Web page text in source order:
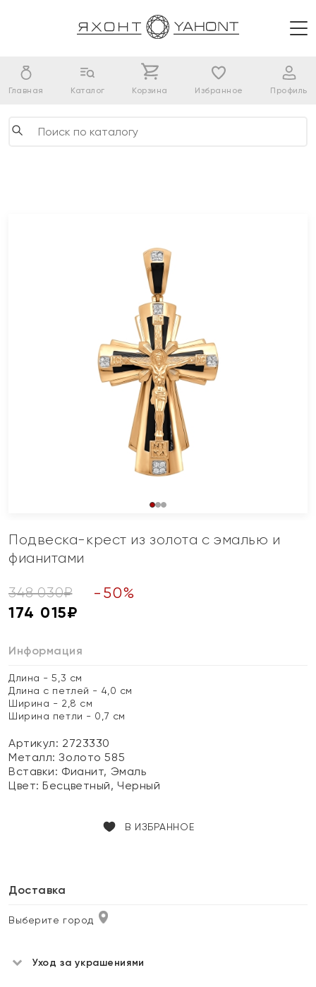
Главная Каталог Корзина Избранное Профиль
Подвеска-крест из золота с эмалью и
фианитами
348 030₽ - 50%
174 015₽
Информация
Длина - 5,3 см
Длина с петлей - 4,0 см
Ширина - 2,8 см
Ширина петли - 0,7 см
Артикул: 2723330
Металл:Золото 585
Вставки: Фианит, Эмаль
Цвет:Бесцветный, Черный
В ИЗБРАННОЕ
Доставка
Выберите город
Уход за украшениями